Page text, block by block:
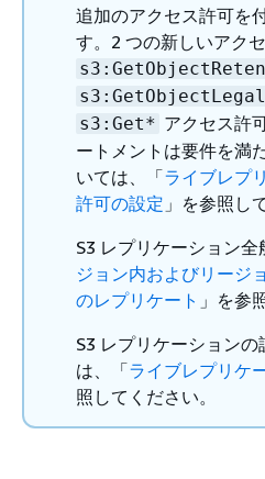
追加のアクセス許可を
す。2 つの新しいアク
s3:Get* アクセス許
ートメントは要件を満
いては、「ライブレプ
許可の設定 」を参照し
S3 レプリケーション
ジョン内およびリージ
のレプリケート 」を参
S3 レプリケーション
は、「ライブレプリケ
照してください。